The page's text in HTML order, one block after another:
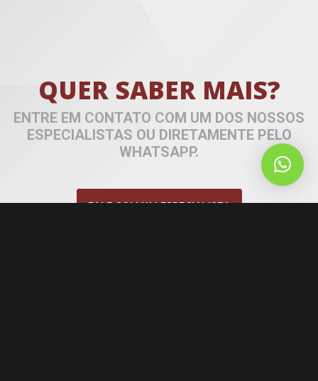
QUER SABER MAIS?
ENTRE EM CONTATO COM UM DOS NOSSOS
ESPECIALISTAS OU DIRETAMENTE PELO
WHATSAPP.
FALE COM UM ESPECIALISTA